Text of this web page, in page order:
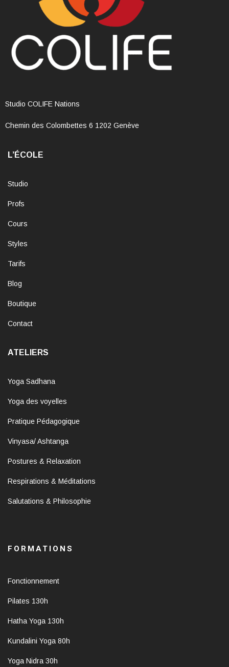
Studio COLIFE Nations
Chemin des Colombettes 6 1202 Genève
L’ÉCOLE
Studio
Profs
Cours
Styles
Tarifs
Blog
Boutique
Contact
ATELIERS
Yoga Sadhana
Yoga des voyelles
Pratique Pédagogique
Vinyasa/ Ashtanga
Postures & Relaxation
Respirations & Méditations
Salutations & Philosophie
FORMATIONS
Fonctionnement
Pilates 130h
Hatha Yoga 130h
Kundalini Yoga 80h
Yoga Nidra 30h